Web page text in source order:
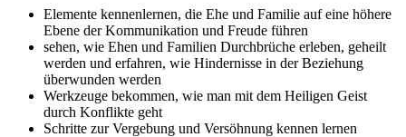
Elemente kennenlernen, die Ehe und Familie auf eine höhere
Ebene der Kommunikation und Freude führen
sehen, wie Ehen und Familien Durchbrüche erleben, geheilt
werden und erfahren, wie Hindernisse in der Beziehung
überwunden werden
Werkzeuge bekommen, wie man mit dem Heiligen Geist
durch Konflikte geht
Schritte zur Vergebung und Versöhnung kennen lernen